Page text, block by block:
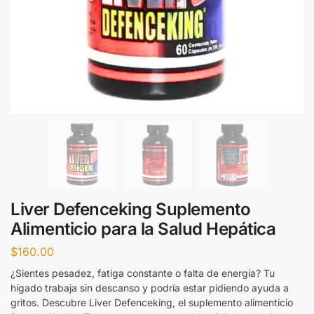
Liver Defenceking Suplemento
Alimenticio para la Salud Hepática
$160.00
¿Sientes pesadez, fatiga constante o falta de energía? Tu
hígado trabaja sin descanso y podría estar pidiendo ayuda a
gritos. Descubre Liver Defenceking, el suplemento alimenticio